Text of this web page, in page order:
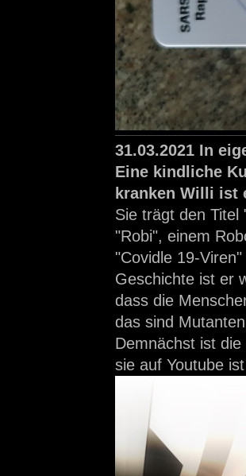
31.03.2021 In
Eine kindliche
kranken Willi ist
Sie trägt den
"Robi", einem
"Covidle 19-
Geschichte ist er
dass die
das sind
Demnächst ist
sie auf Youtube